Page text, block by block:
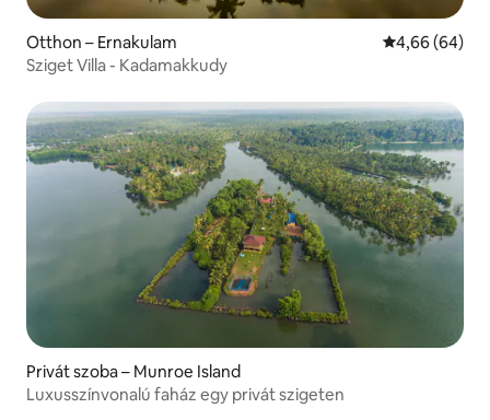
Otthon – Ernakulam Átlagos
4,66 (64)
Sziget Villa - Kadamakkudy
Privát szoba – Munroe Island
Luxusszínvonalú faház egy privát szigeten